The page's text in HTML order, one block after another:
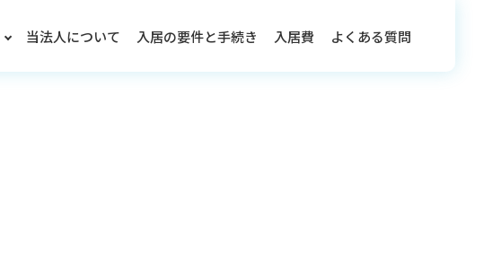
当法人について 入居の要件と手続き 入居費 よくある質問